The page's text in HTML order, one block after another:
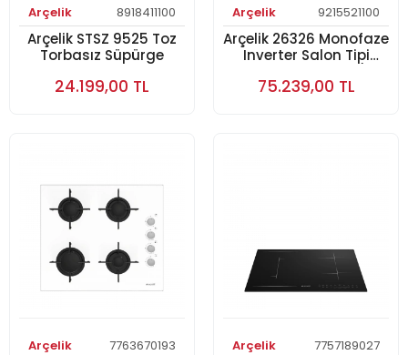
Arçelik 8918411100
Arçelik STSZ 9525 Toz
Torbasız Süpürge
24.199,00 TL
Arçelik 9215521100
Arçelik 26326 Monofaze
Inverter Salon Tipi
Salon Tipi Klima
75.239,00 TL
Arçelik 7763670193 Arçelik 7757189027